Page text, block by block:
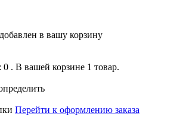
в вашу корзину
0 . В вашей корзине 1 товар.
Перейти к оформлению заказа